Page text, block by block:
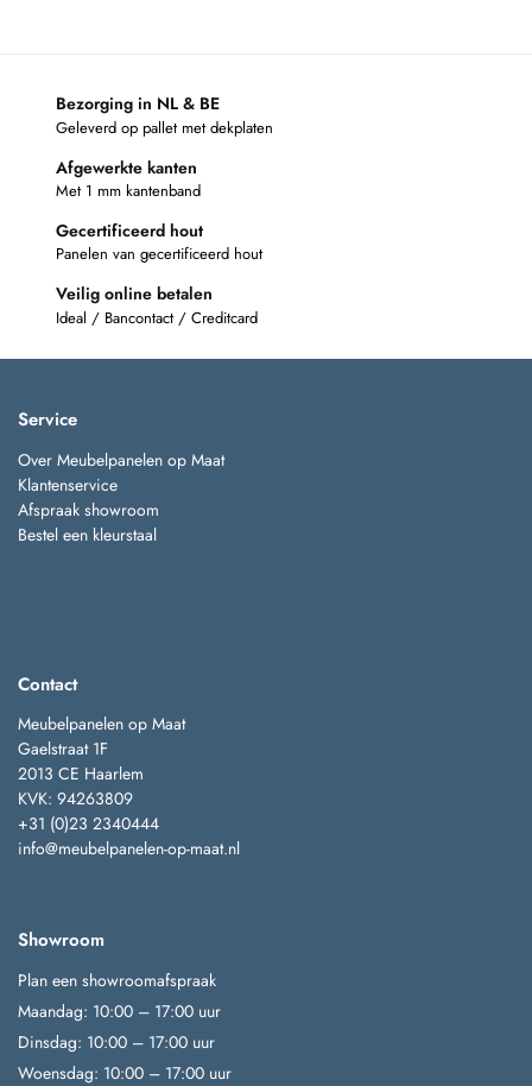
Bezorging in NL & BE
Geleverd op pallet met dekplaten
Afgewerkte kanten
Met 1 mm kantenband
Gecertificeerd hout
Panelen van gecertificeerd hout
Veilig online betalen
Ideal / Bancontact / Creditcard
Service
Over Meubelpanelen op Maat
Klantenservice
Afspraak showroom
Bestel een kleurstaal
Contact
Meubelpanelen op Maat
Gaelstraat 1F
2013 CE Haarlem
KVK: 94263809
+31 (0)23 2340444
info@meubelpanelen-op-maat.nl
Showroom
Plan een showroomafspraak
Maandag: 10:00 – 17:00 uur
Dinsdag: 10:00 – 17:00 uur
Woensdag: 10:00 – 17:00 uur